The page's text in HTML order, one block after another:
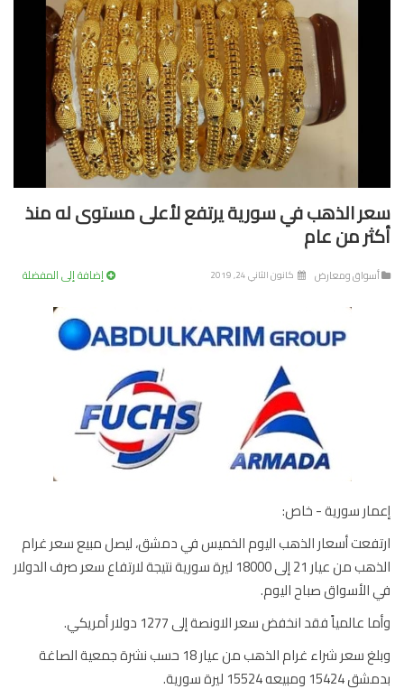
الذهب في سورية يرتفع لأعلى مستوى له منذ
من عام
ومعارض كانون الثاني 24, 2019 إضافة إلى المفضلة
سورية - خاص:
أسعار الذهب اليوم الخميس في دمشق، ليصل مبيع سعر غرام
الذهب من عيار 21 إلى 18000 ليرة سورية نتيجة لارتفاع سعر صرف الدولار
صباح اليوم.
عالمياً فقد انخفض سعر الاونصة إلى 1277 دولار أمريكي.
وبلغ سعر شراء غرام الذهب من عيار 18 حسب نشرة جمعية الصاغة
15524 ليرة سورية.